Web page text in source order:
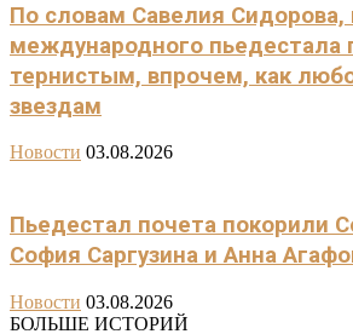
По словам Савелия Сидорова,
международного пьедестала
тернистым, впрочем, как
звездам
Новости 03.08.2026
Пьедестал почета покорили
София Саргузина и Анна
Новости 03.08.2026
БОЛЬШЕ ИСТОРИЙ